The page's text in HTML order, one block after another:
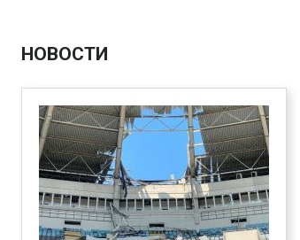
НОВОСТИ